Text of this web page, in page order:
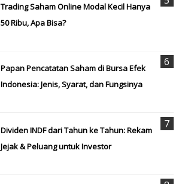
Trading Saham Online Modal Kecil Hanya
50 Ribu, Apa Bisa?
Papan Pencatatan Saham di Bursa Efek
Indonesia: Jenis, Syarat, dan Fungsinya
Dividen INDF dari Tahun ke Tahun: Rekam
Jejak & Peluang untuk Investor